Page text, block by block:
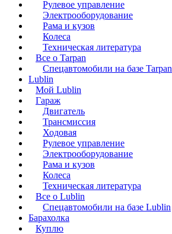
Рулевое управление
Электрооборудование
Рама и кузов
Колеса
Техническая литература
Все о Tarpan
Спецавтомобили на базе Tarpan
Lublin
Мой Lublin
Гараж
Двигатель
Трансмиссия
Ходовая
Рулевое управление
Электрооборудование
Рама и кузов
Колеса
Техническая литература
Все о Lublin
Спецавтомобили на базе Lublin
Барахолка
Куплю